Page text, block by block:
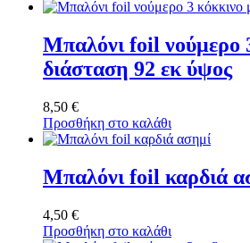
Μπαλόνι foil νούμερο
διάσταση 92 εκ ύψος
8,50 €
Προσθήκη στο καλάθι
Μπαλόνι foil καρδιά
4,50 €
Προσθήκη στο καλάθι